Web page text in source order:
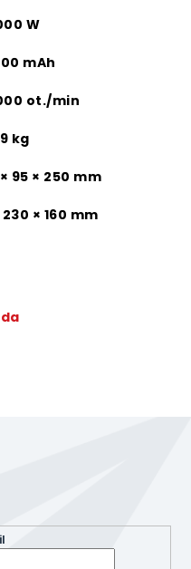
W
mAh
ot./min
kg
95 × 250 mm
230 × 160 mm